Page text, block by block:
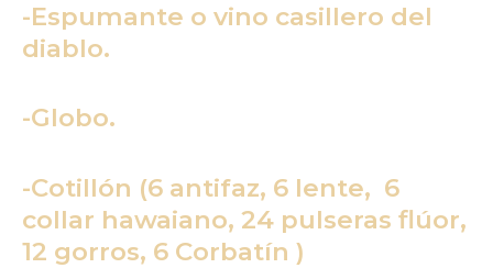
-Espumante o vino casillero del
diablo.
-Globo.
-Cotillón (6 antifaz, 6 lente, 6
collar hawaiano, 24 pulseras flúor,
12 gorros, 6 Corbatín )